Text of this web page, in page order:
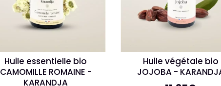
Huile essentielle bio
CAMOMILLE ROMAINE -
KARANDJA
Huile végétale bio
JOJOBA -